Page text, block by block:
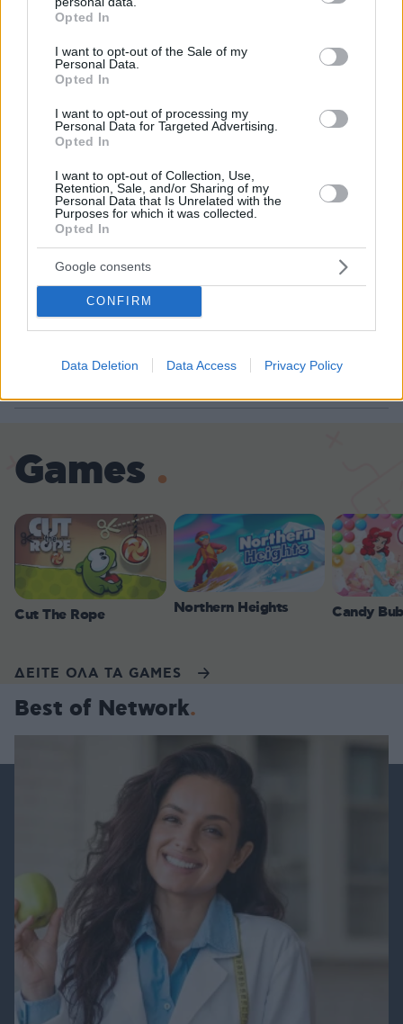
grant or deny consent to Google and its third-party tags to
use your data for below specified purposes in below Google
consent section.
Opted In
I want to opt-out of the Sale of my
Personal Data.
Opted In
I want to opt-out of processing my
Personal Data for Targeted Advertising.
Opted In
I want to opt-out of Collection, Use,
Retention, Sale, and/or Sharing of my
Personal Data that Is Unrelated with the
Purposes for which it was collected.
Opted In
Google consents
CONFIRM
Data Deletion Data Access Privacy Policy
ένα σκοτεινό αυτοκίνητο, άκουγαν,
αλλά δεν έβλεπαν ο ένας τον άλλο
06.08.2026, 13:37 54
Με κλαρίνα και μοιρολόγια το
τελευταίο αντίο στον Λάκη Χαλκιά στο
οικογένειά του
06.08.2026, 13:10 24
Καρχαρίες τίγρεις, οι «σκουπιδοφάγοι»
του ωκεανού: Τρώνε από αχινούς
μέχρι γάτες και προφυλακτικά,
αψηφούν ακόμη και τους τυφώνες
06.08.2026, 14:45 31
Games
Cut The Rope Northern Heights Candy
ΔΕΙΤΕ ΟΛΑ ΤΑ GAMES
Best of Network